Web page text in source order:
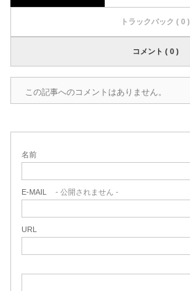
トラックバック ( 0 )
コメント ( 0 )
この記事へのコメントはありません。
名前
E-MAIL - 公開されません -
URL